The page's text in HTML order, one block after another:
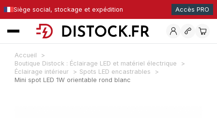
Siège social, stockage et expédition Accès PRO
Accueil
Boutique Distock : Éclairage LED et matériel électrique
Éclairage intérieur
Spots LED encastrables
Mini spot LED 1W orientable rond blanc